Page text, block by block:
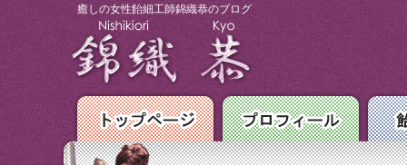
癒しの女性飴細工師錦織恭のブログ